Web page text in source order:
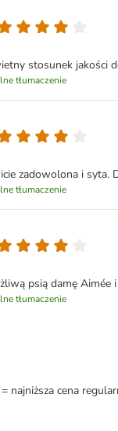
stosunek jakości
tłumaczenie
zadowolona i syta.
tłumaczenie
psią damę Aimée
tłumaczenie
najniższa cena